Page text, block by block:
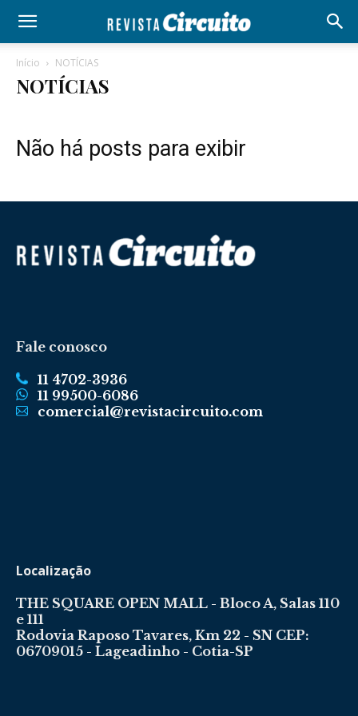
Início NOTÍCIAS
NOTÍCIAS
Não há posts para exibir
Fale conosco
11 4702-3936
11 99500-6086
comercial@revistacircuito.com
Localização
THE SQUARE OPEN MALL - Bloco A, Salas 110
e 111
Rodovia Raposo Tavares, Km 22 - SN CEP:
06709015 - Lageadinho - Cotia-SP